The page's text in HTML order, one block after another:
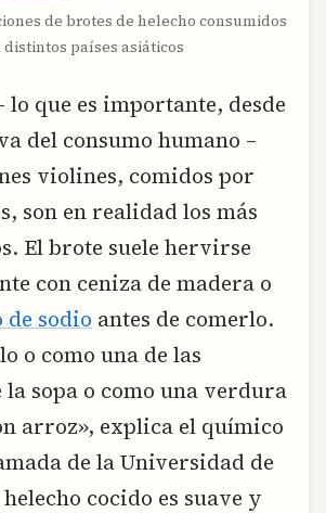
de brotes de helecho consumidos
distintos países asiáticos
lo que es importante, desde
del consumo humano –
violines, comidos por
son en realidad los más
El brote suele hervirse
con ceniza de madera o
sodio antes de comerlo.
o como una de las
sopa o como una verdura
arroz», explica el químico
de la Universidad de
cocido es suave y